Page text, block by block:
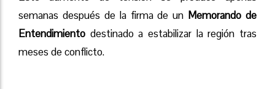
semanas después de la firma de un Memorando de
Entendimiento destinado a estabilizar la región tras
meses de conflicto.